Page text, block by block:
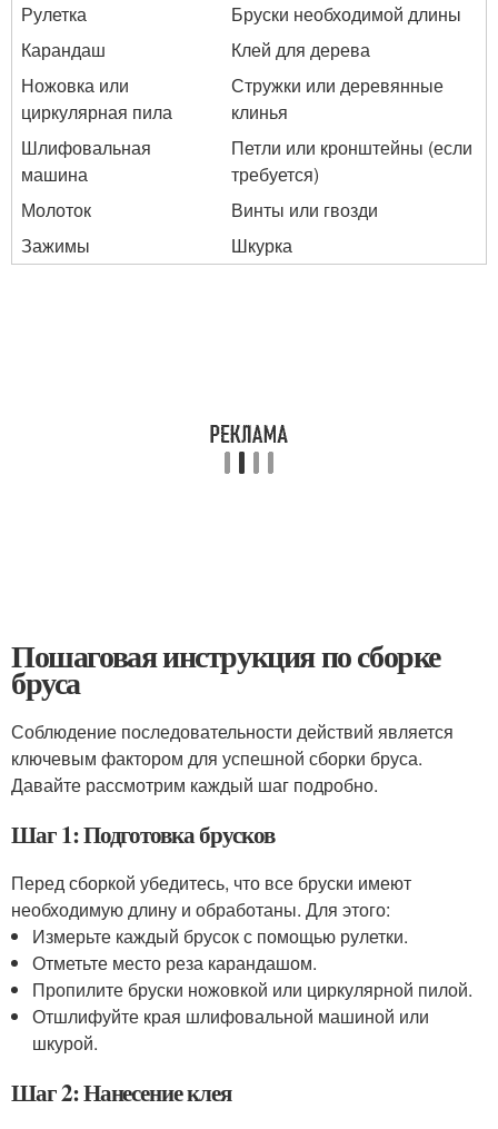
Рулетка
Бруски необходимой длины
Карандаш
Клей для дерева
Ножовка или
циркулярная пила
Стружки или деревянные
клинья
Шлифовальная
машина
Петли или кронштейны (если
требуется)
Молоток
Винты или гвозди
Зажимы
Шкурка
Пошаговая инструкция по сборке
бруса
Соблюдение последовательности действий является
ключевым фактором для успешной сборки бруса.
Давайте рассмотрим каждый шаг подробно.
Шаг 1: Подготовка брусков
Перед сборкой убедитесь, что все бруски имеют
необходимую длину и обработаны. Для этого:
Измерьте каждый брусок с помощью рулетки.
Отметьте место реза карандашом.
Пропилите бруски ножовкой или циркулярной пилой.
Отшлифуйте края шлифовальной машиной или
шкурой.
Шаг 2: Нанесение клея